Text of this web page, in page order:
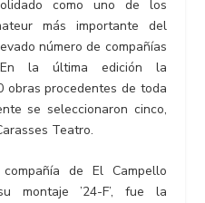
como uno de los
más importante del
número de compañías
la última edición la
obras procedentes de toda
se seleccionaron cinco,
Teatro.
de El Campello
montaje ’24-F’, fue la